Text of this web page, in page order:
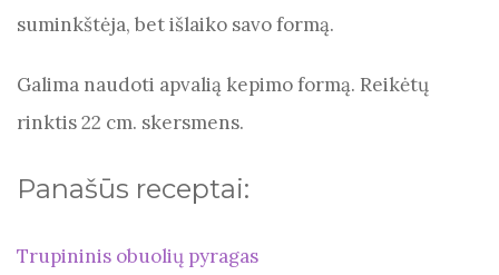
suminkštėja, bet išlaiko savo formą.
Galima naudoti apvalią kepimo formą. Reikėtų
rinktis 22 cm. skersmens.
Panašūs receptai:
Trupininis obuolių pyragas